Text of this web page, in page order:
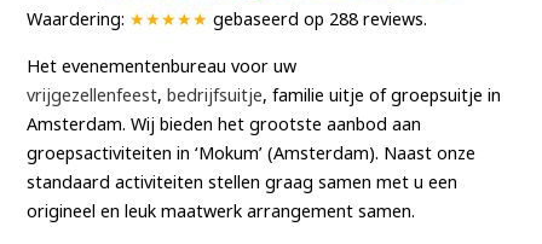
Waardering: ★★★★★gebaseerd op 288reviews.
Het evenementenbureau voor uw
vrijgezellenfeest,bedrijfsuitje, familie uitje of groepsuitje in
Amsterdam. Wij bieden het grootste aanbod aan
groepsactiviteiten in ‘Mokum’ (Amsterdam). Naast onze
standaard activiteiten stellen graag samen met u een
origineel en leuk maatwerk arrangement samen.